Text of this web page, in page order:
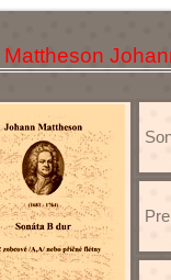
Mattheson